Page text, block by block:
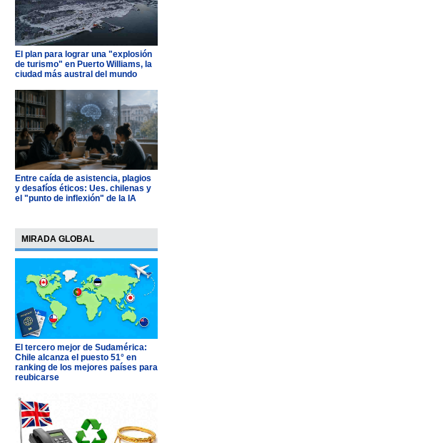
El plan para lograr una "explosión
de turismo" en Puerto Williams, la
ciudad más austral del mundo
Entre caída de asistencia, plagios
y desafíos éticos: Ues. chilenas y
el "punto de inflexión" de la IA
MIRADA GLOBAL
El tercero mejor de Sudamérica:
Chile alcanza el puesto 51° en
ranking de los mejores países para
reubicarse